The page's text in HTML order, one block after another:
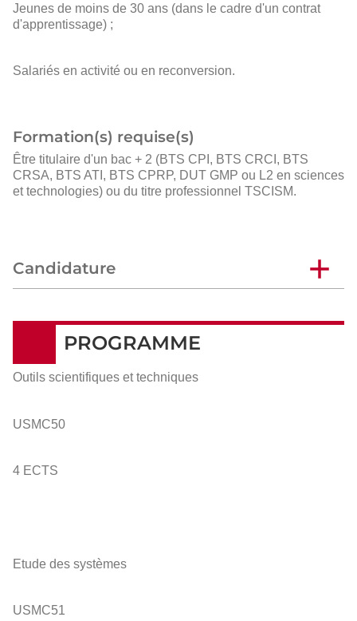
Jeunes de moins de 30 ans (dans le cadre d'un contrat
d'apprentissage) ;
Salariés en activité ou en reconversion.
Formation(s) requise(s)
Être titulaire d'un bac + 2 (BTS CPI, BTS CRCI, BTS
CRSA, BTS ATI, BTS CPRP, DUT GMP ou L2 en sciences
et technologies) ou du titre professionnel TSCISM.
Candidature
PROGRAMME
Outils scientifiques et techniques
USMC50
4 ECTS
Etude des systèmes
USMC51